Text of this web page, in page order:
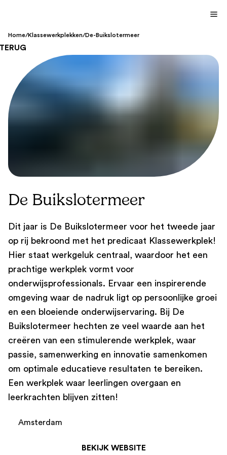
Home/Klassewerkplekken/De-Buikslotermeer
De Buikslotermeer
Dit jaar is De Buikslotermeer voor het tweede jaar
op rij bekroond met het predicaat Klassewerkplek!
Hier staat werkgeluk centraal, waardoor het een
prachtige werkplek vormt voor
onderwijsprofessionals. Ervaar een inspirerende
omgeving waar de nadruk ligt op persoonlijke groei
en een bloeiende onderwijservaring. Bij De
Buikslotermeer hechten ze veel waarde aan het
creëren van een stimulerende werkplek, waar
passie, samenwerking en innovatie samenkomen
om optimale educatieve resultaten te bereiken.
Een werkplek waar leerlingen overgaan en
leerkrachten blijven zitten!
Amsterdam
BEKIJK WEBSITE